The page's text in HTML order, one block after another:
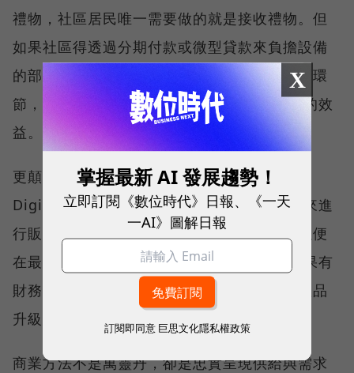
禮物，社區居民唯一需要做的就是接收禮物。但
如果社區得透過分期付款或微型貸款來負擔設備
的部分費用，相信社區會因此而認真檢視每個環
節，以確保Digital Drum能為當地發揮最大的效
益。
更顛覆的說法是「施予還不如販賣」。如果
Digital Drum成為一項成功的商品，由企業來進
行販售的話，自然會進行嚴謹的市場調查，以便
在最需要Digital Drum的地區推廣產品。如果有
財務回報，企業更會為了後續保固與下一代產品
升級而努力。
商業方法不是萬靈丹，卻是忠實呈現供給與需求
X
掌握最新 AI 發展趨勢！
立即訂閱《數位時代》日報、《一天
一AI》圖解日報
訂閱即同意 巨思文化隱私權政策